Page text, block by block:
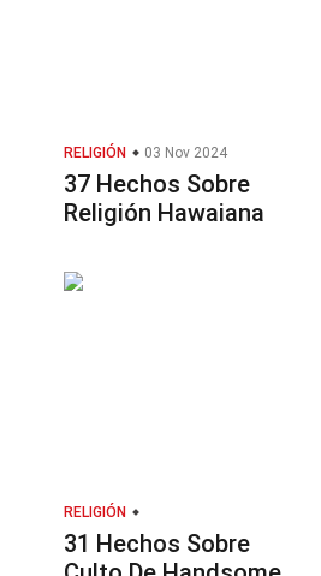
RELIGIÓN 03 Nov 2024
37 Hechos Sobre
Religión Hawaiana
RELIGIÓN
31 Hechos Sobre